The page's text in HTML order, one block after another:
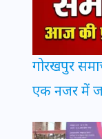
गोरखपुर
एक नजर में